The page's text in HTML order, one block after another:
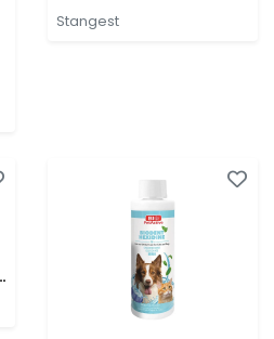
Pisicilor Dentican
Solubil, 500 ml
Stangest